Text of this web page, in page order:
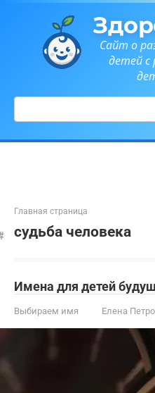
Сайт о
детей с
Поиск:
Главная страница
судьба человека
Имена для детей
Выбираем имя Елена